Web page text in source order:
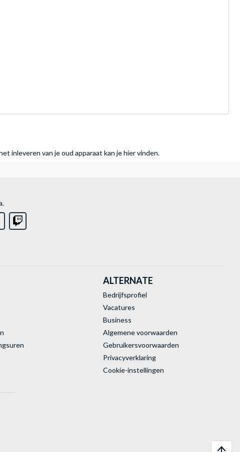
inleveren van je oud apparaat kan je hier vinden.
ALTERNATE
Bedrijfsprofiel
Vacatures
Business
Algemene voorwaarden
Gebruikersvoorwaarden
Privacyverklaring
Cookie-instellingen